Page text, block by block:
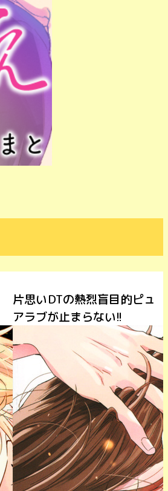
Dom/Sub学園のエリートは
跪きたい──。放課後、2
人だけで甘い命令を。